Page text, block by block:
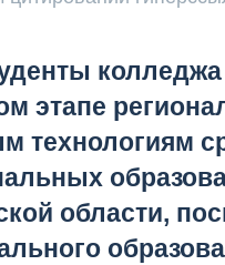
этапе
технологиям
области,